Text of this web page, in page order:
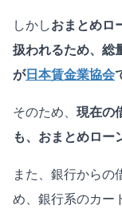
しかしおまとめロ
扱われるため、総
が日本賃金業協会
そのため、 現在の
も、おまとめロー
また、銀行からの
め、銀行系のカー